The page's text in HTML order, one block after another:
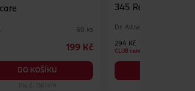
60 ks
199 Kč
DO KOŠÍKU
Obj. č.: 1361414
345 Relief Cream
Dr. Althea
294 Kč
CLUB cena